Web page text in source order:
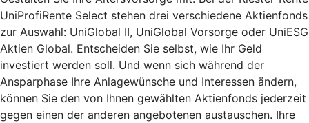
UniProfiRente Select stehen drei verschiedene Aktienfonds
zur Auswahl: UniGlobal II, UniGlobal Vorsorge oder UniESG
Aktien Global. Entscheiden Sie selbst, wie Ihr Geld
investiert werden soll. Und wenn sich während der
Ansparphase Ihre Anlagewünsche und Interessen ändern,
können Sie den von Ihnen gewählten Aktienfonds jederzeit
gegen einen der anderen angebotenen austauschen. Ihre